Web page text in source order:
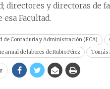
directores y directoras de
esa Facultad.
de Contaduría y Administración (FCA)
anual de labores de Rubio Pérez
Tomás